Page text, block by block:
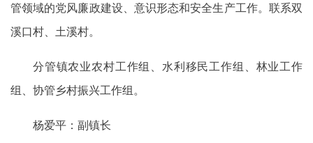
管领域的党风廉政建设、意识形态和安全生产工作。联系双
溪口村、土溪村。
分管镇农业农村工作组、水利移民工作组、林业工作
组、协管乡村振兴工作组。
杨爱平：副镇长